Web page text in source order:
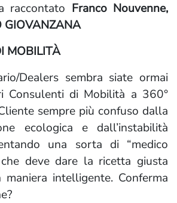
raccontato Franco Nouvenne,
GIOVANZANA
MOBILITÀ
Dealers sembra siate ormai
Consulenti di Mobilità a 360°
sempre più confuso dalla
ecologica e dall’instabilità
una sorta di “medico
deve dare la ricetta giusta
intelligente. Conferma